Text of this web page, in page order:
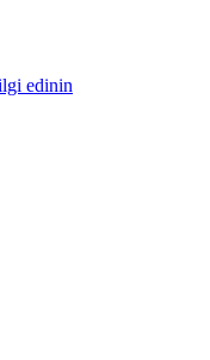
edinin